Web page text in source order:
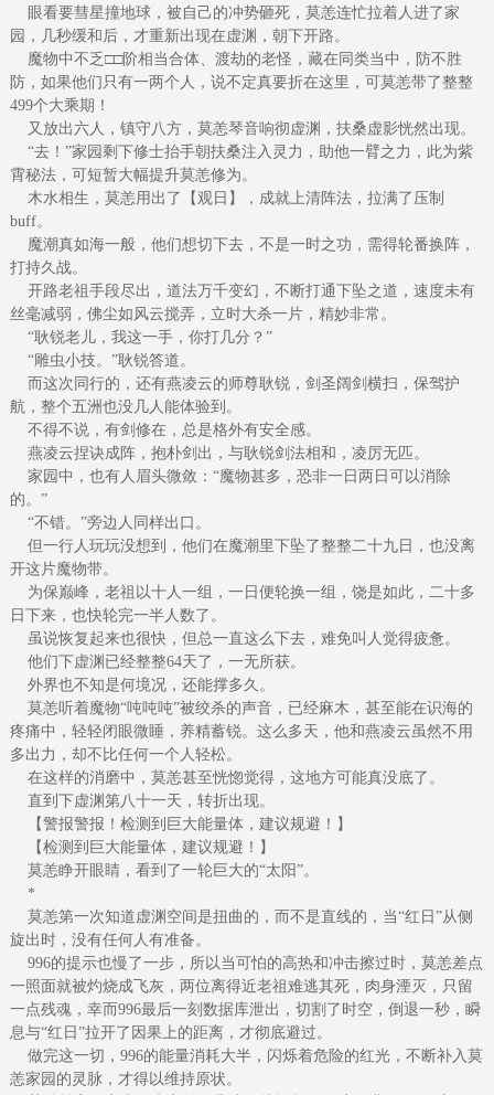
眼看要彗星撞地球，被自己的冲势砸死，莫恙连忙拉着人进了家
园，几秒缓和后，才重新出现在虚渊，朝下开路。
魔物中不乏□□阶相当合体、渡劫的老怪，藏在同类当中，防不胜
防，如果他们只有一两个人，说不定真要折在这里，可莫恙带了整整
499个大乘期！
又放出六人，镇守八方，莫恙琴音响彻虚渊，扶桑虚影恍然出现。
“去！”家园剩下修士抬手朝扶桑注入灵力，助他一臂之力，此为紫
霄秘法，可短暂大幅提升莫恙修为。
木水相生，莫恙用出了【观日】，成就上清阵法，拉满了压制
buff。
魔潮真如海一般，他们想切下去，不是一时之功，需得轮番换阵，
打持久战。
开路老祖手段尽出，道法万千变幻，不断打通下坠之道，速度未有
丝毫减弱，佛尘如风云搅弄，立时大杀一片，精妙非常。
“耿锐老儿，我这一手，你打几分？”
“雕虫小技。”耿锐答道。
而这次同行的，还有燕凌云的师尊耿锐，剑圣阔剑横扫，保驾护
航，整个五洲也没几人能体验到。
不得不说，有剑修在，总是格外有安全感。
燕凌云捏诀成阵，抱朴剑出，与耿锐剑法相和，凌厉无匹。
家园中，也有人眉头微敛：“魔物甚多，恐非一日两日可以消除
的。”
“不错。”旁边人同样出口。
但一行人玩玩没想到，他们在魔潮里下坠了整整二十九日，也没离
开这片魔物带。
为保巅峰，老祖以十人一组，一日便轮换一组，饶是如此，二十多
日下来，也快轮完一半人数了。
虽说恢复起来也很快，但总一直这么下去，难免叫人觉得疲惫。
他们下虚渊已经整整64天了，一无所获。
外界也不知是何境况，还能撑多久。
莫恙听着魔物“吨吨吨”被绞杀的声音，已经麻木，甚至能在识海的
疼痛中，轻轻闭眼微睡，养精蓄锐。这么多天，他和燕凌云虽然不用
多出力，却不比任何一个人轻松。
在这样的消磨中，莫恙甚至恍惚觉得，这地方可能真没底了。
直到下虚渊第八十一天，转折出现。
【警报警报！检测到巨大能量体，建议规避！】
【检测到巨大能量体，建议规避！】
莫恙睁开眼睛，看到了一轮巨大的“太阳”。
*
莫恙第一次知道虚渊空间是扭曲的，而不是直线的，当“红日”从侧
旋出时，没有任何人有准备。
996的提示也慢了一步，所以当可怕的高热和冲击擦过时，莫恙差点
一照面就被灼烧成飞灰，两位离得近老祖难逃其死，肉身湮灭，只留
一点残魂，幸而996最后一刻数据库泄出，切割了时空，倒退一秒，瞬
息与“红日”拉开了因果上的距离，才彻底避过。
做完这一切，996的能量消耗大半，闪烁着危险的红光，不断补入莫
恙家园的灵脉，才得以维持原状。